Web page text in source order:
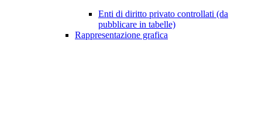
Enti di diritto privato controllati (da
pubblicare in tabelle)
Rappresentazione grafica